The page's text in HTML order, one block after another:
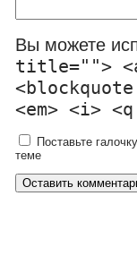
Вы можете
title="">
<em> <i>
Поставьте
теме